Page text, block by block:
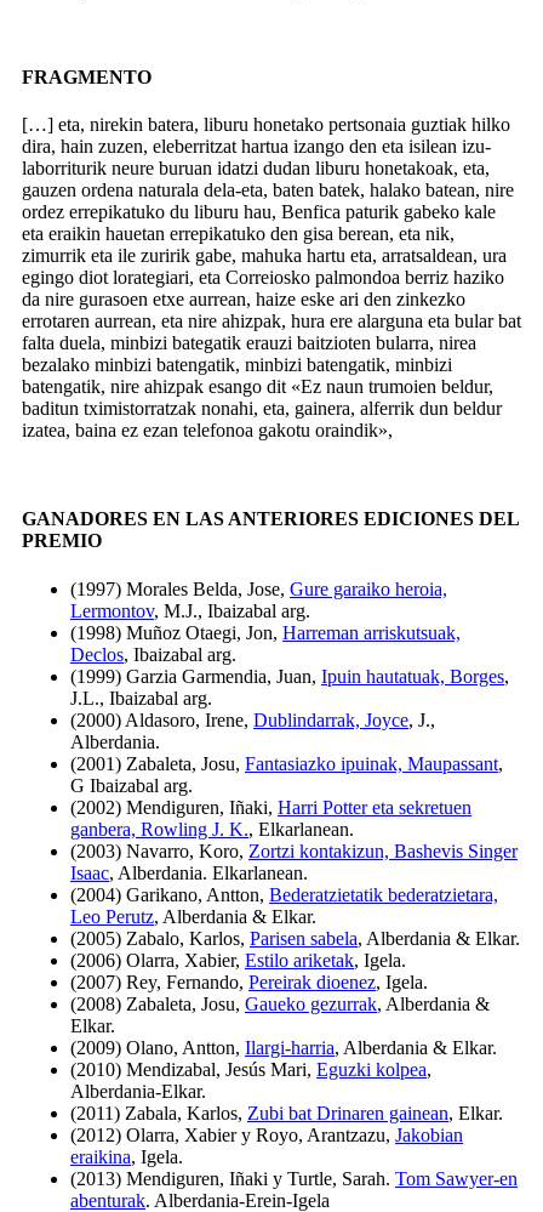
FRAGMENTO
[…] eta, nirekin batera, liburu honetako pertsonaia guztiak hilko
dira, hain zuzen, eleberritzat hartua izango den eta isilean izu-
laborriturik neure buruan idatzi dudan liburu honetakoak, eta,
gauzen ordena naturala dela-eta, baten batek, halako batean, nire
ordez errepikatuko du liburu hau, Benfica paturik gabeko kale
eta eraikin hauetan errepikatuko den gisa berean, eta nik,
zimurrik eta ile zuririk gabe, mahuka hartu eta, arratsaldean, ura
egingo diot lorategiari, eta Correiosko palmondoa berriz haziko
da nire gurasoen etxe aurrean, haize eske ari den zinkezko
errotaren aurrean, eta nire ahizpak, hura ere alarguna eta bular bat
falta duela, minbizi bategatik erauzi baitzioten bularra, nirea
bezalako minbizi batengatik, minbizi batengatik, minbizi
batengatik, nire ahizpak esango dit «Ez naun trumoien beldur,
baditun tximistorratzak nonahi, eta, gainera, alferrik dun beldur
izatea, baina ez ezan telefonoa gakotu oraindik»,
GANADORES EN LAS ANTERIORES EDICIONES DEL
PREMIO
(1997) Morales Belda, Jose, Gure garaiko heroia,
Lermontov, M.J., Ibaizabal arg.
(1998) Muñoz Otaegi, Jon, Harreman arriskutsuak,
Declos, Ibaizabal arg.
(1999) Garzia Garmendia, Juan, Ipuin hautatuak, Borges,
J.L., Ibaizabal arg.
(2000) Aldasoro, Irene, Dublindarrak, Joyce, J.,
Alberdania.
(2001) Zabaleta, Josu, Fantasiazko ipuinak, Maupassant,
G Ibaizabal arg.
(2002) Mendiguren, Iñaki, Harri Potter eta sekretuen
ganbera, Rowling J. K., Elkarlanean.
(2003) Navarro, Koro, Zortzi kontakizun, Bashevis Singer
Isaac, Alberdania. Elkarlanean.
(2004) Garikano, Antton, Bederatzietatik bederatzietara,
Leo Perutz, Alberdania & Elkar.
(2005) Zabalo, Karlos, Parisen sabela, Alberdania & Elkar.
(2006) Olarra, Xabier, Estilo ariketak, Igela.
(2007) Rey, Fernando, Pereirak dioenez, Igela.
(2008) Zabaleta, Josu, Gaueko gezurrak, Alberdania &
Elkar.
(2009) Olano, Antton, Ilargi-harria, Alberdania & Elkar.
(2010) Mendizabal, Jesús Mari, Eguzki kolpea,
Alberdania-Elkar.
(2011) Zabala, Karlos, Zubi bat Drinaren gainean, Elkar.
(2012) Olarra, Xabier y Royo, Arantzazu, Jakobian
eraikina, Igela.
(2013) Mendiguren, Iñaki y Turtle, Sarah. Tom Sawyer-en
abenturak. Alberdania-Erein-Igela